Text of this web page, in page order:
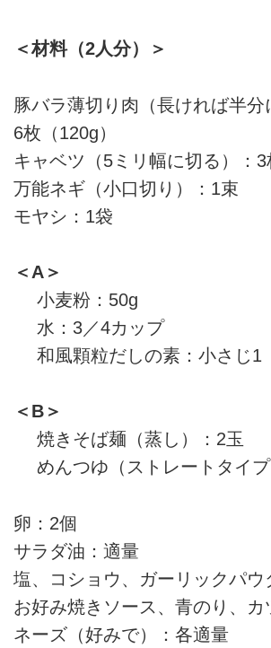
＜材料（2人分）＞
豚バラ薄切り肉（長ければ半分
6枚（120g）
キャベツ（5ミリ幅に切る）：3
万能ネギ（小口切り）：1束
モヤシ：1袋
＜A＞
小麦粉：50g
水：3／4カップ
和風顆粒だしの素：小さじ1
＜B＞
焼きそば麺（蒸し）：2玉
めんつゆ（ストレートタイ
卵：2個
サラダ油：適量
塩、コショウ、ガーリックパウ
お好み焼きソース、青のり、カ
ネーズ（好みで）：各適量